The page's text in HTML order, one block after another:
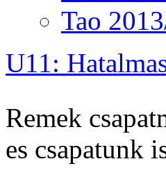
Tao
U11:
Remek
es csapatunk